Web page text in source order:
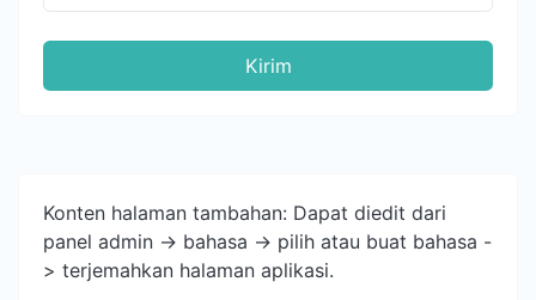
Kirim
Konten halaman tambahan: Dapat diedit dari
panel admin -> bahasa -> pilih atau buat bahasa -
> terjemahkan halaman aplikasi.